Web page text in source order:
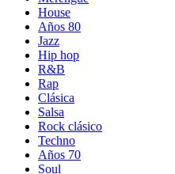
House
Años 80
Jazz
Hip hop
R&B
Rap
Clásica
Salsa
Rock clásico
Techno
Años 70
Soul